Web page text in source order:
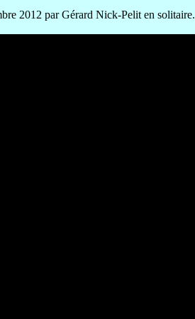
2012 par Gérard Nick-Pelit en solitaire.